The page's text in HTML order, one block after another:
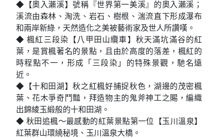
◆【奧入瀨溪】號稱『世界第一美溪』的奧入瀨溪；
溪流由森林、淘洗、岩石、樹根、湍流直下形成瀑布
和兩岸新綠，天然造化之美被藝術家及世人所讚嘆。
◆ 楓紅三段染【八甲田山纜車】秋天滿坑滿谷的紅
葉，是賞楓著名的景點，且由於高度的落差，楓紅的
時程點不一，形成「三段染」的特殊景觀，馳名遠
近。
◆【十和田湖】秋之紅楓好捕捉秋色，湖邊的茂密楓
葉、花木爭奇鬥豔，拜造物主的鬼斧神工之賜，編織
出錦綾玉緞般的十和田湖。
◆ 秋田追楓～最感動的紅葉景點第一位【玉川溫泉】
紅葉群山環繞秘境、玉川溫泉大橋。